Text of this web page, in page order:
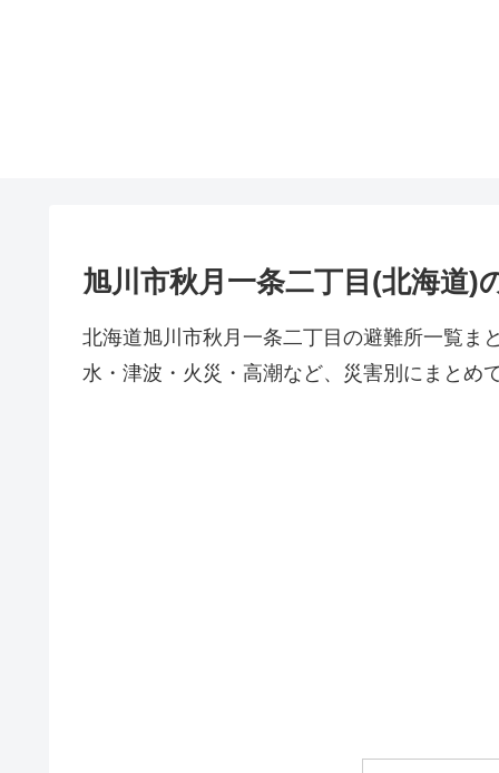
旭川市秋月一条二丁目(北海道)
北海道旭川市秋月一条二丁目の避難所一覧ま
水・津波・火災・高潮など、災害別にまとめ